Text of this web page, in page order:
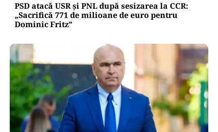
PSD atacă USR și PNL după sesizarea la CCR:
„Sacrifică 771 de milioane de euro pentru
Dominic Fritz”